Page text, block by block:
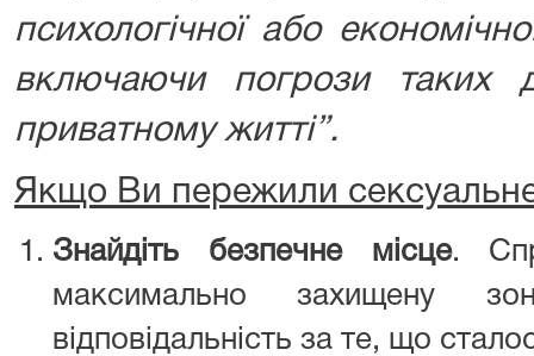
психологічної або
включаючи погрози таких
приватному житті”.
Якщо Ви пережили
Знайдіть безпечне місце.
максимально захищену
відповідальність за те, що